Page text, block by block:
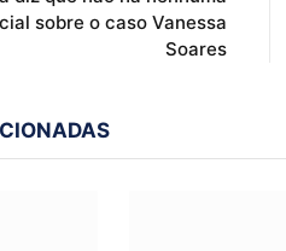
sobre o caso Vanessa
Soares